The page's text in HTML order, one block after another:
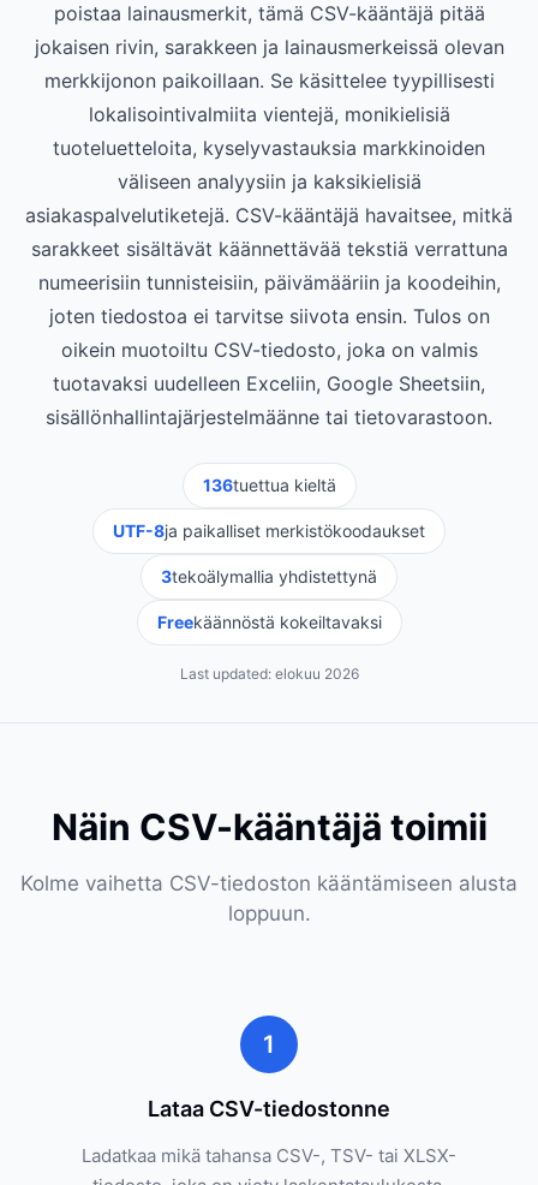
poistaa lainausmerkit, tämä CSV-kääntäjä pitää
jokaisen rivin, sarakkeen ja lainausmerkeissä olevan
merkkijonon paikoillaan. Se käsittelee tyypillisesti
lokalisointivalmiita vientejä, monikielisiä
tuoteluetteloita, kyselyvastauksia markkinoiden
väliseen analyysiin ja kaksikielisiä
asiakaspalvelutiketejä. CSV-kääntäjä havaitsee, mitkä
sarakkeet sisältävät käännettävää tekstiä verrattuna
numeerisiin tunnisteisiin, päivämääriin ja koodeihin,
joten tiedostoa ei tarvitse siivota ensin. Tulos on
oikein muotoiltu CSV-tiedosto, joka on valmis
tuotavaksi uudelleen Exceliin, Google Sheetsiin,
sisällönhallintajärjestelmäänne tai tietovarastoon.
136tuettua kieltä
UTF-8ja paikalliset merkistökoodaukset
3tekoälymallia yhdistettynä
Freekäännöstä kokeiltavaksi
Last updated: elokuu 2026
Näin CSV-kääntäjä toimii
Kolme vaihetta CSV-tiedoston kääntämiseen alusta
loppuun.
1
Lataa CSV-tiedostonne
Ladatkaa mikä tahansa CSV-, TSV- tai XLSX-